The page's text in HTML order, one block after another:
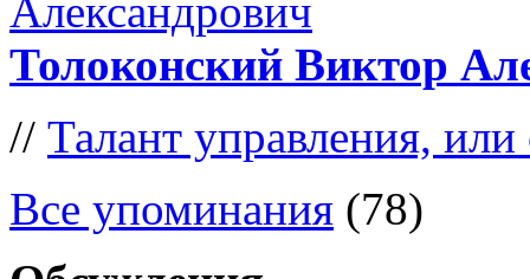
Толоконский Виктор
// Талант управления,
Все упоминания (78)